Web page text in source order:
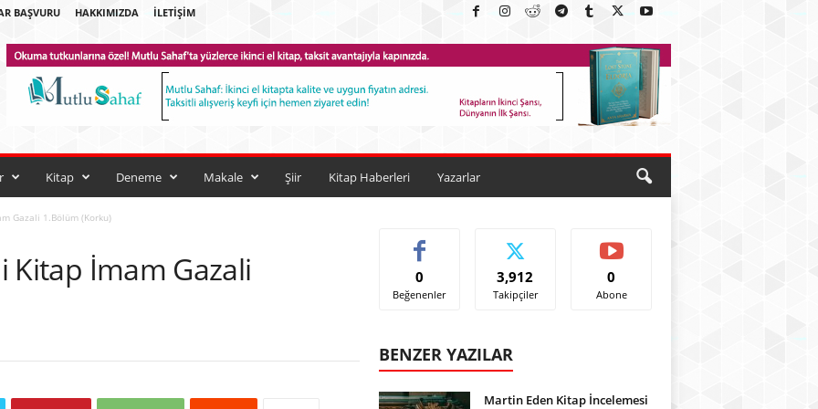
BAŞVURU HAKKIMIZDA İLETIŞIM
Kitap Deneme Makale Şiir Kitap Haberleri Yazarlar
Gazali 1.Bölüm (Korku)
Kitap İmam Gazali
0
Beğenenler
3,912
Takipçiler
0
Abone
BENZER YAZILAR
Martin Eden Kitap İncelemesi